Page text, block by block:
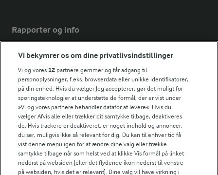
Rapporter og info
Årsrapport
FarmAhead™ Check rapport
Andelshaverinfo: Mælkepris
Fødevarestyrelsens smiley-rapporter for Arla Foods
Fødevarestyrelsens smiley-rapporter for Jörd
Fødevarestyrelsens smiley-rapporter for Lurpak PB
Følg
Vi bekymrer os om dine privatlivsindstillinger
Vi og vores 12 partnere gemmer og får adgang til
personoplysninger, f.eks. browserdata eller unikke identifikatorer,
på din enhed. Hvis du vælger Jeg accepterer, gør det muligt for
sporingsteknologier at understøtte de formål, der er vist under
»Vi og vores partnere behandler datafor at levere«. Hvis du
vælger Afvis alle eller trækker dit samtykke tilbage, deaktiveres
de. Hvis trackere er deaktiveret, er noget indhold og annoncer,
du ser, muligvis ikke så relevant for dig. Du kan til enhver tid få
vist denne menu igen for at ændre dine valg eller trække
samtykke tilbage når som helst ved at klikke Vis formål på linket
nederst på websiden [eller det flydende ikon nederst til venstre
på websiden, hvis det er relevant]. Dine valg vil have virkning i